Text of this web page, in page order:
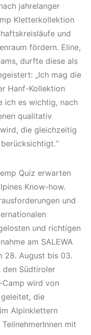
jahrelanger
Kletterkollektion
und
fördern. Eline,
durfte diese als
„Ich mag die
Hanf-Kollektion
ich es wichtig, nach
qualitativ
die gleichzeitig
Quiz erwarten
Know-how.
und
und richtigen
am SALEWA
28. August bis 03.
den Südtiroler
wird von
die
Alpinklettern
mit